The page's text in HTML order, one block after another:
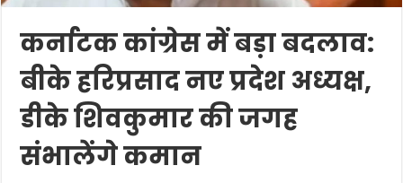
कर्नाटक कांग्रेस में बड़ा बदलाव:
बीके हरिप्रसाद नए प्रदेश अध्यक्ष,
डीके शिवकुमार की जगह
संभालेंगे कमान